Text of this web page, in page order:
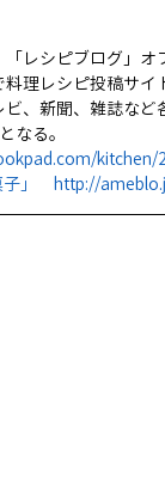
レシピブログ」
理レシピ投稿サ
、新聞、雑誌な
なる。
kitchen/
子」　http://